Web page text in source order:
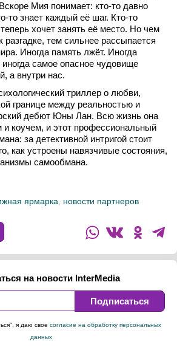
Мия понимает: кто-то давно
то знает каждый её шаг. Кто-то
хочет занять её место. Но чем
разгадке, тем сильнее рассыпается
Иногда память лжёт. Иногда
самое опасное чудовище
а внутри нас.
триллер о любви,
границе между реальностью и
дебют Юны Лан. Всю жизнь она
и коучем, и этот профессиональный
за детективной интригой стоит
как устроены навязчивые состояния,
самообмана.
ярмарка новости партнеров
на новости InterMedia
Подписаться
я даю свое согласие на обработку персональных
данных